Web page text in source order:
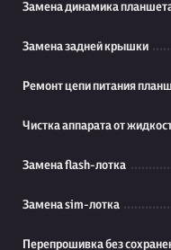
Замена динамика
Замена задней крышки
Ремонт цепи питания
Чистка аппарата от
Замена flash-лотка
Замена sim-лотка
Перепрошивка без